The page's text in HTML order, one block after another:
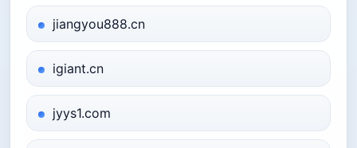
jiangyou888.cn
igiant.cn
jyys1.com